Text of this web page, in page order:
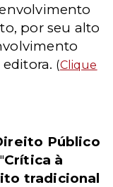
por seu alto
(Clique
Público
Crítica à
tradicional